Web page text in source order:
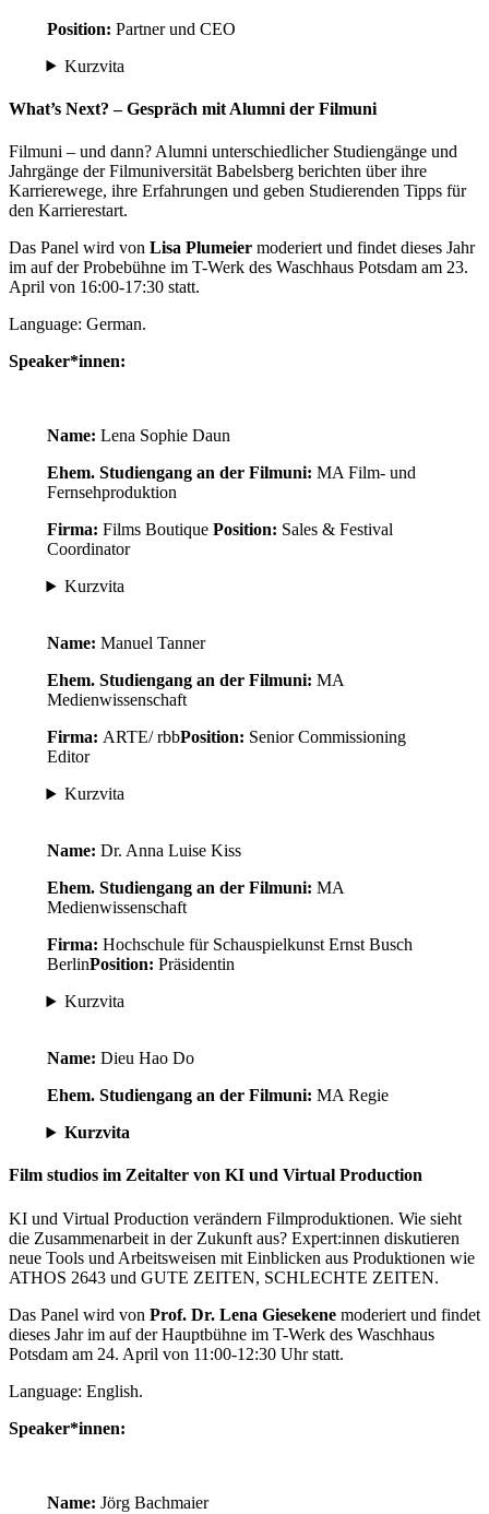
Position: Partner und CEO
Kurzvita
What’s Next? – Gespräch mit Alumni der Filmuni
Filmuni – und dann? Alumni unterschiedlicher Studiengänge und
Jahrgänge der Filmuniversität Babelsberg berichten über ihre
Karrierewege, ihre Erfahrungen und geben Studierenden Tipps für
den Karrierestart.
Das Panel wird von Lisa Plumeier moderiert und findet dieses Jahr
im auf der Probebühne im T-Werk des Waschhaus Potsdam am 23.
April von 16:00-17:30 statt.
Language: German.
Speaker*innen:
Name: Lena Sophie Daun
Ehem. Studiengang an der Filmuni: MA Film- und
Fernsehproduktion
Firma: Films Boutique Position: Sales & Festival
Coordinator
Kurzvita
Name: Manuel Tanner
Ehem. Studiengang an der Filmuni: MA
Medienwissenschaft
Firma: ARTE/ rbbPosition: Senior Commissioning
Editor
Kurzvita
Name: Dr. Anna Luise Kiss
Ehem. Studiengang an der Filmuni: MA
Medienwissenschaft
Firma: Hochschule für Schauspielkunst Ernst Busch
BerlinPosition: Präsidentin
Kurzvita
Name: Dieu Hao Do
Ehem. Studiengang an der Filmuni: MA Regie
Kurzvita
Film studios im Zeitalter von KI und Virtual Production
KI und Virtual Production verändern Filmproduktionen. Wie sieht
die Zusammenarbeit in der Zukunft aus? Expert:innen diskutieren
neue Tools und Arbeitsweisen mit Einblicken aus Produktionen wie
ATHOS 2643 und GUTE ZEITEN, SCHLECHTE ZEITEN.
Das Panel wird von Prof. Dr. Lena Giesekene moderiert und findet
dieses Jahr im auf der Hauptbühne im T-Werk des Waschhaus
Potsdam am 24. April von 11:00-12:30 Uhr statt.
Language: English.
Speaker*innen:
Name: Jörg Bachmaier